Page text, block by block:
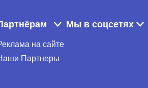
на сайте
Партнеры
Мы в соцсетях